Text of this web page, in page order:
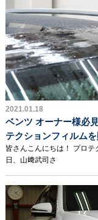
2021.01.18
ベンツ オーナー様必
テクションフィルム
皆さんこんにちは！ プロ
日、山﨑武司さ